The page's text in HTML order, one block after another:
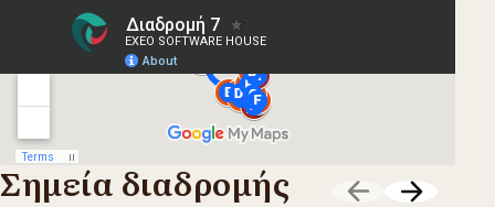
Σημεία διαδρομής